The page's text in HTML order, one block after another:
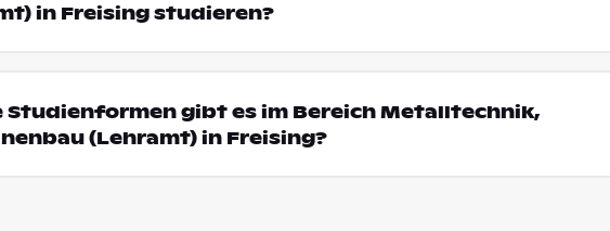
in Freising studieren?
Studienformen gibt es im Bereich Metalltechnik,
(Lehramt) in Freising?